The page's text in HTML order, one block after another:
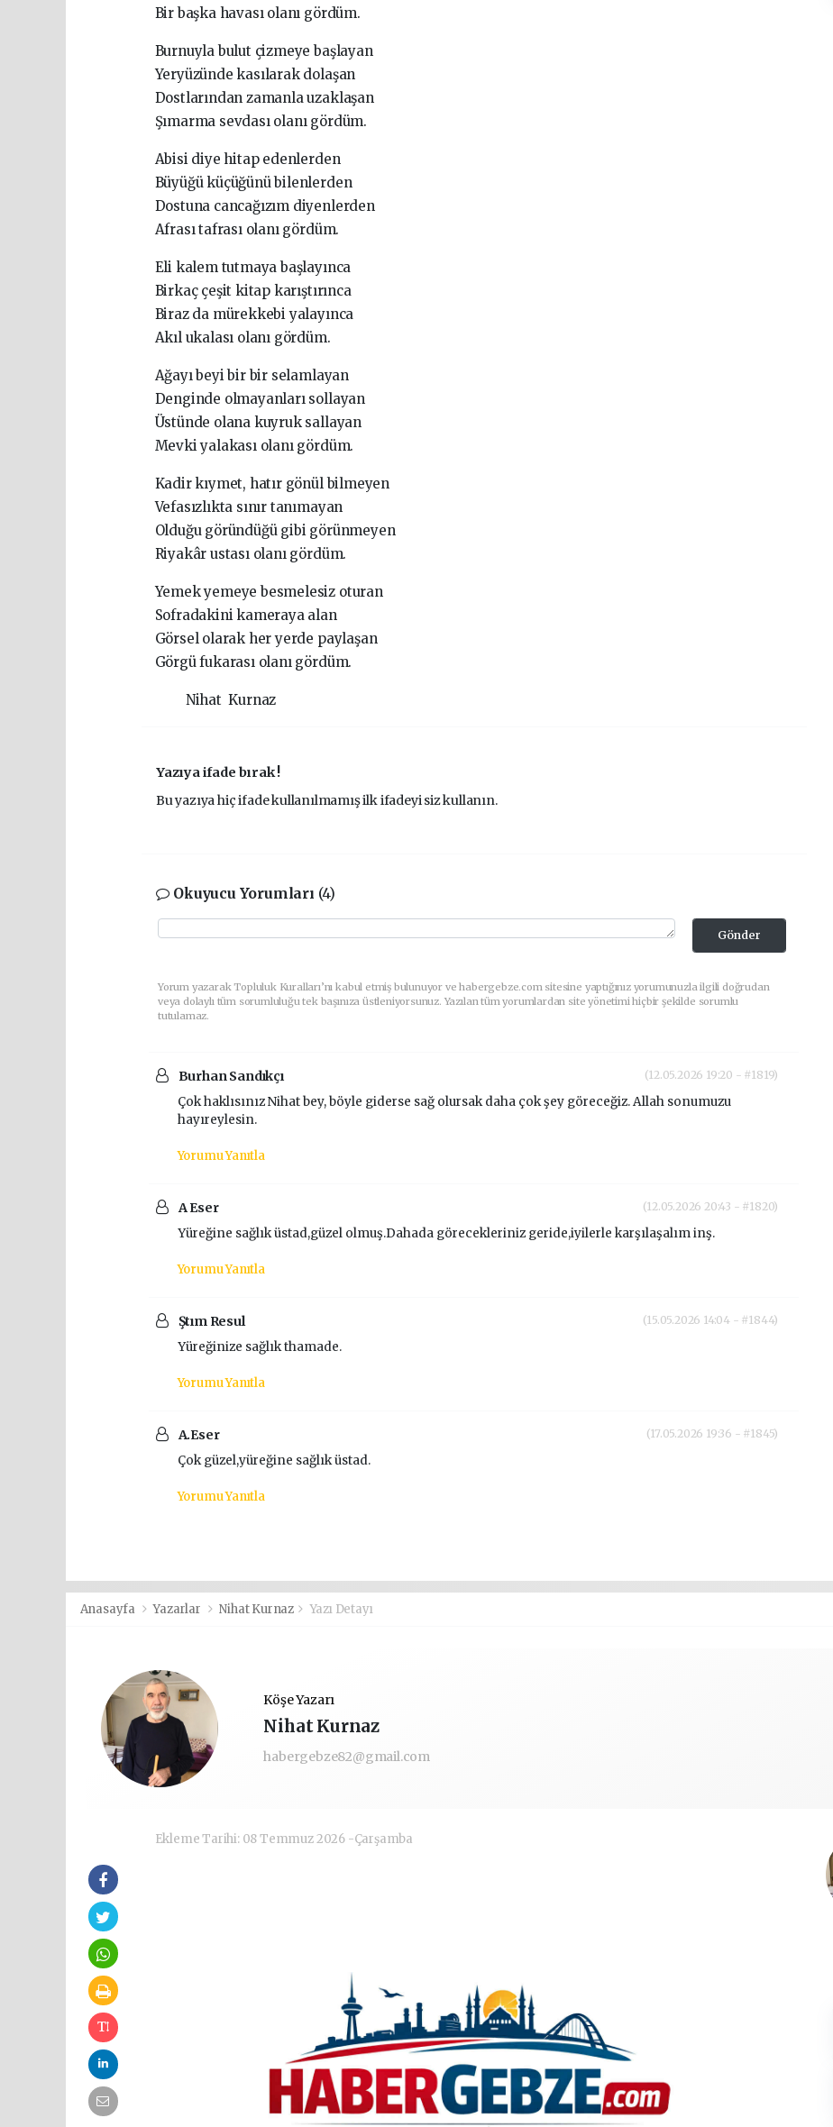
Bir başka havası olanı gördüm.
Burnuyla bulut çizmeye başlayan
Yeryüzünde kasılarak dolaşan
Dostlarından zamanla uzaklaşan
Şımarma sevdası olanı gördüm.
Abisi diye hitap edenlerden
Büyüğü küçüğünü bilenlerden
Dostuna cancağızım diyenlerden
Afrası tafrası olanı gördüm.
Eli kalem tutmaya başlayınca
Birkaç çeşit kitap karıştırınca
Biraz da mürekkebi yalayınca
Akıl ukalası olanı gördüm.
Ağayı beyi bir bir selamlayan
Denginde olmayanları sollayan
Üstünde olana kuyruk sallayan
Mevki yalakası olanı gördüm.
Kadir kıymet, hatır gönül bilmeyen
Vefasızlıkta sınır tanımayan
Olduğu göründüğü gibi görünmeyen
Riyakâr ustası olanı gördüm.
Yemek yemeye besmelesiz oturan
Sofradakini kameraya alan
Görsel olarak her yerde paylaşan
Görgü fukarası olanı gördüm.
Nihat Kurnaz
Yazıya ifade bırak !
Bu yazıya hiç ifade kullanılmamış ilk ifadeyi siz kullanın.
Okuyucu Yorumları (4)
Gönder
Yorum yazarak Topluluk Kuralları’nı kabul etmiş bulunuyor ve habergebze.com sitesine yaptığınız yorumunuzla ilgili doğrudan
veya dolaylı tüm sorumluluğu tek başınıza üstleniyorsunuz. Yazılan tüm yorumlardan site yönetimi hiçbir şekilde sorumlu
tutulamaz.
Burhan Sandıkçı (12.05.2026 19:20 - #1819)
Çok haklısınız Nihat bey, böyle giderse sağ olursak daha çok şey göreceğiz. Allah sonumuzu
hayıreylesin.
Yorumu Yanıtla
A Eser (12.05.2026 20:43 - #1820)
Yüreğine sağlık üstad,güzel olmuş.Dahada görecekleriniz geride,iyilerle karşılaşalım inş.
Yorumu Yanıtla
Ştım Resul (15.05.2026 14:04 - #1844)
Yüreğinize sağlık thamade.
Yorumu Yanıtla
A.Eser (17.05.2026 19:36 - #1845)
Çok güzel,yüreğine sağlık üstad.
Yorumu Yanıtla
Anasayfa Yazarlar Nihat Kurnaz Yazı Detayı
Köşe Yazarı
Nihat Kurnaz
habergebze82@gmail.com
Ekleme Tarihi: 08 Temmuz 2026 -Çarşamba